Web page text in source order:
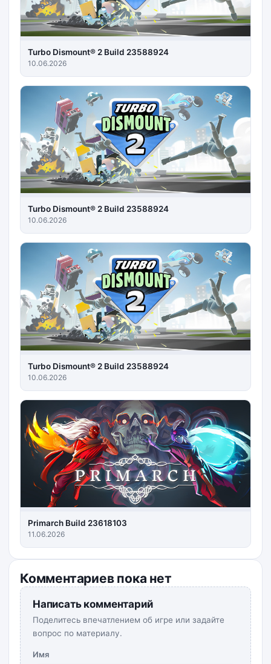
Turbo Dismount® 2 Build 23588924
10.06.2026
Turbo Dismount® 2 Build 23588924
10.06.2026
Turbo Dismount® 2 Build 23588924
10.06.2026
Primarch Build 23618103
11.06.2026
Комментариев пока нет
Написать комментарий
Поделитесь впечатлением об игре или задайте
вопрос по материалу.
Имя